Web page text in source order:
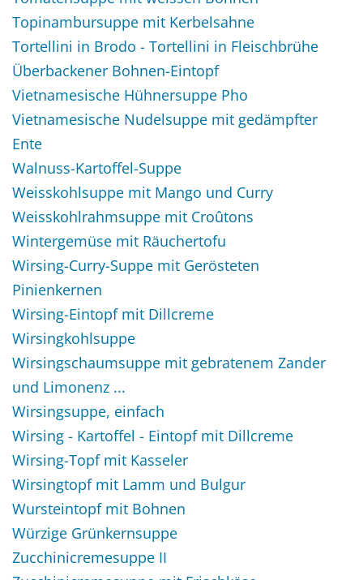
Topinambursuppe mit Kerbelsahne
Tortellini in Brodo - Tortellini in Fleischbrühe
Überbackener Bohnen-Eintopf
Vietnamesische Hühnersuppe Pho
Vietnamesische Nudelsuppe mit gedämpfter
Ente
Walnuss-Kartoffel-Suppe
Weisskohlsuppe mit Mango und Curry
Weisskohlrahmsuppe mit Croûtons
Wintergemüse mit Räuchertofu
Wirsing-Curry-Suppe mit Gerösteten
Pinienkernen
Wirsing-Eintopf mit Dillcreme
Wirsingkohlsuppe
Wirsingschaumsuppe mit gebratenem Zander
und Limonenz ...
Wirsingsuppe, einfach
Wirsing - Kartoffel - Eintopf mit Dillcreme
Wirsing-Topf mit Kasseler
Wirsingtopf mit Lamm und Bulgur
Wursteintopf mit Bohnen
Würzige Grünkernsuppe
Zucchinicremesuppe II